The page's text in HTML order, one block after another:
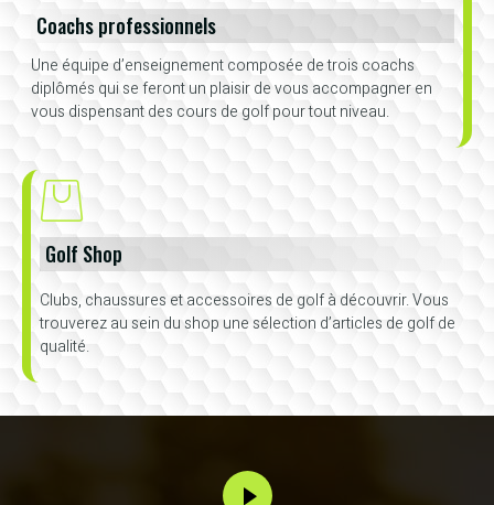
Coachs professionnels
Une équipe d’enseignement composée de trois coachs
diplômés qui se feront un plaisir de vous accompagner en
vous dispensant des cours de golf pour tout niveau.
Golf Shop
Clubs, chaussures et accessoires de golf à découvrir. Vous
trouverez au sein du shop une sélection d’articles de golf de
qualité.